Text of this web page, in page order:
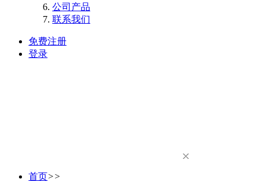
公司产品
联系我们
免费注册
登录
首页>>